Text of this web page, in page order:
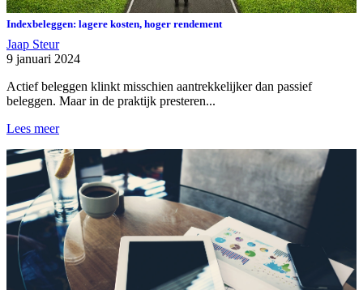
Indexbeleggen: lagere kosten, hoger rendement
Jaap Steur
9 januari 2024
Actief beleggen klinkt misschien aantrekkelijker dan passief
beleggen. Maar in de praktijk presteren...
Lees meer